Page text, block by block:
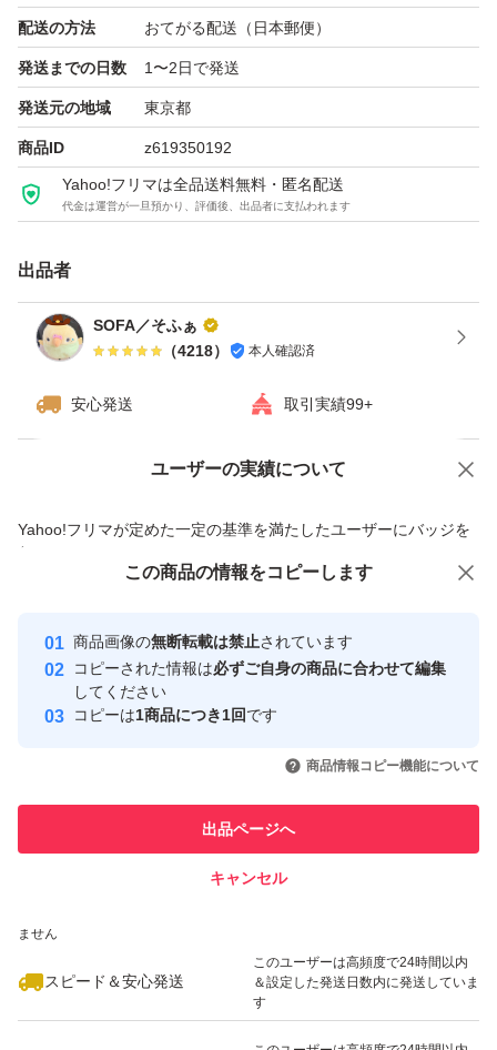
ヒアルロン酸やアロエ、ココナッツオイル等配合
ゾーリゾーリと剃りまくって下さい！
ヾ(⌒(_*・ω・)_ 毛を刈られたの羊のように！
■お値下げ致しかねます
お品の特性です
のが付着する場合がございますが、水に触れると溶けだす
ジェル部分の一部が粉末化し付着している物の為、使用上
問題は御座いません
※梱包、配送に関しまして
替刃ケースをまるっと緩衝材で包み
→PE袋にて密閉し
ご了承の上ご検討下さいませ！
※替刃ケースの裏側、最初から空いている状態です
#コストコ
配送の方法 おてがる配送（日本郵便）
発送までの日数 1〜2日で発送
発送元の地域 東京都
商品ID z619350192
Yahoo!フリマは全品送料無料・匿名配送
代金は運営が一旦預かり、評価後、出品者に支払われます
出品者
SOFA／そふぁ
（4218） 本人確認済
安心発送 取引実績99+
ユーザーの実績について
Yahoo!フリマが定めた一定の基準を満たしたユーザーにバッジを
付与しています
安心取引出品者
心・安全なユーザーです
取引実績
引を完了させた実績があります
での取引実績があります
ません
スピード＆安心発送
このユーザーは高頻度で24時間以内
＆設定した発送日数内に発送していま
す
価格の相談 商品への質問
この商品の情報をコピーします
商品画像の無断転載は禁止されています
コピーされた情報は必ずご自身の商品に合わせて編集
してください
コピーは1商品につき1回です
商品情報コピー機能について
出品ページへ
キャンセル
この商品をみている人にオススメ